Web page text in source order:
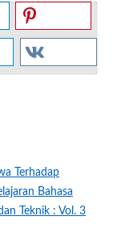
Terhadap
Bahasa
Teknik : Vol. 3